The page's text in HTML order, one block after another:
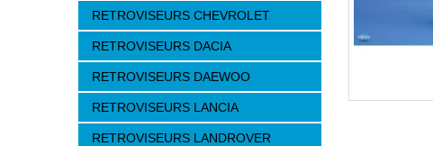
RETROVISEURS CHEVROLET
RETROVISEURS DACIA
RETROVISEURS DAEWOO
RETROVISEURS LANCIA
RETROVISEURS LANDROVER